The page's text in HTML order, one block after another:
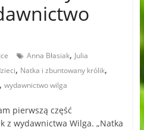
Anna Błasiak, Julia
, Natka i zbuntowany królik,
, wydawnictwo wilga
pierwszą część
z wydawnictwa Wilga. „Natka